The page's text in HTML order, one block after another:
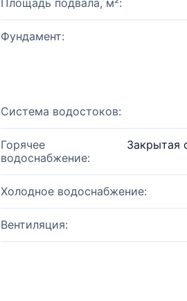
Площадь подвала, м²:
Фундамент:
Система водостоков:
Горячее
водоснабжение:
Закрытая
Холодное водоснабжение:
Вентиляция: